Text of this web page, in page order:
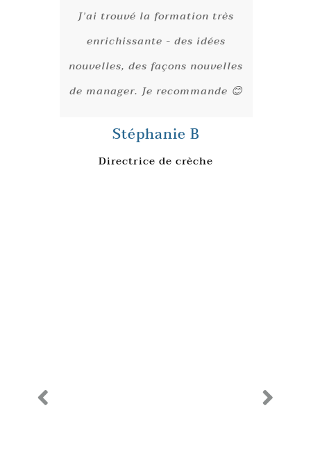
J’ai trouvé la formation très
enrichissante - des idées
nouvelles, des façons nouvelles
de manager. Je recommande 😊
Stéphanie B
Directrice de crèche